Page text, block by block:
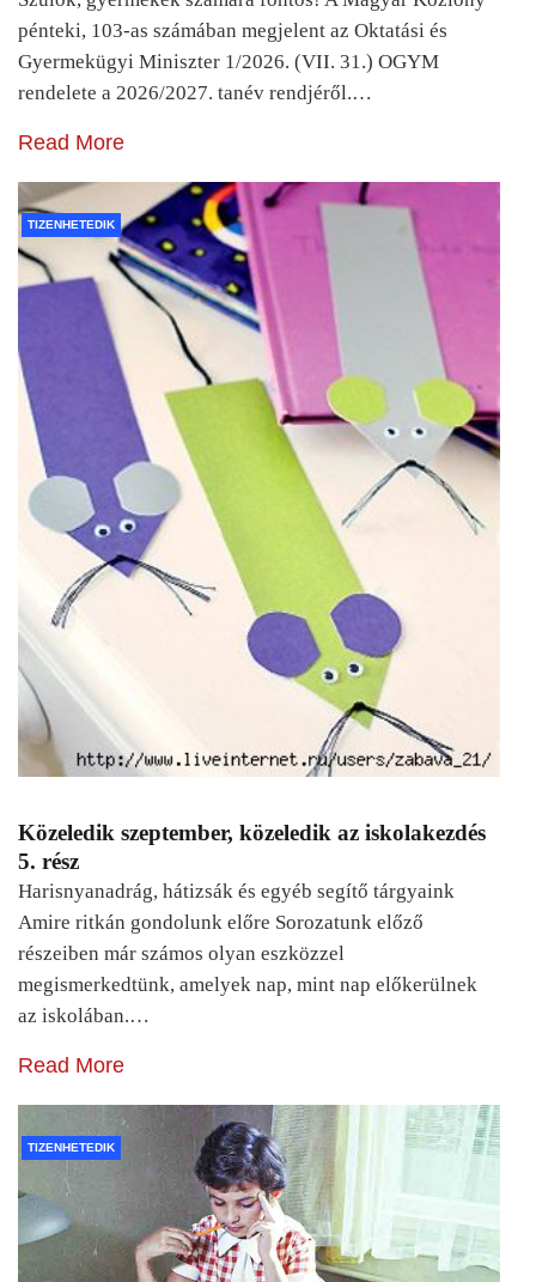
pénteki, 103-as számában megjelent az Oktatási és
Gyermekügyi Miniszter 1/2026. (VII. 31.) OGYM
rendelete a 2026/2027. tanév rendjéről.…
Read More
TIZENHETEDIK
Közeledik szeptember, közeledik az iskolakezdés
5. rész
Harisnyanadrág, hátizsák és egyéb segítő tárgyaink
Amire ritkán gondolunk előre Sorozatunk előző
részeiben már számos olyan eszközzel
megismerkedtünk, amelyek nap, mint nap előkerülnek
az iskolában.…
Read More
TIZENHETEDIK